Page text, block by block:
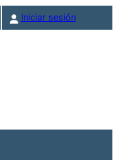
Iniciar sesión